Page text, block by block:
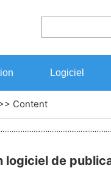
Logiciel
Content
logiciel de